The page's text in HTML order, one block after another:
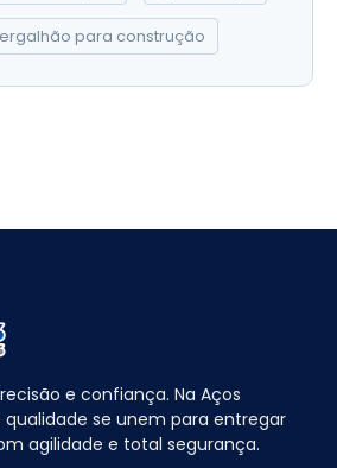
para construção
e confiança. Na Aços
qualidade se unem para entregar
agilidade e total segurança.